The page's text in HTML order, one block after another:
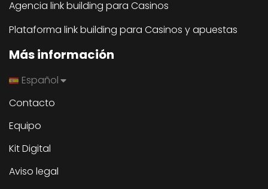
Agencia link building para Casinos
Plataforma link building para Casinos y apuestas
Más información
Español
Contacto
Equipo
Kit Digital
Aviso legal